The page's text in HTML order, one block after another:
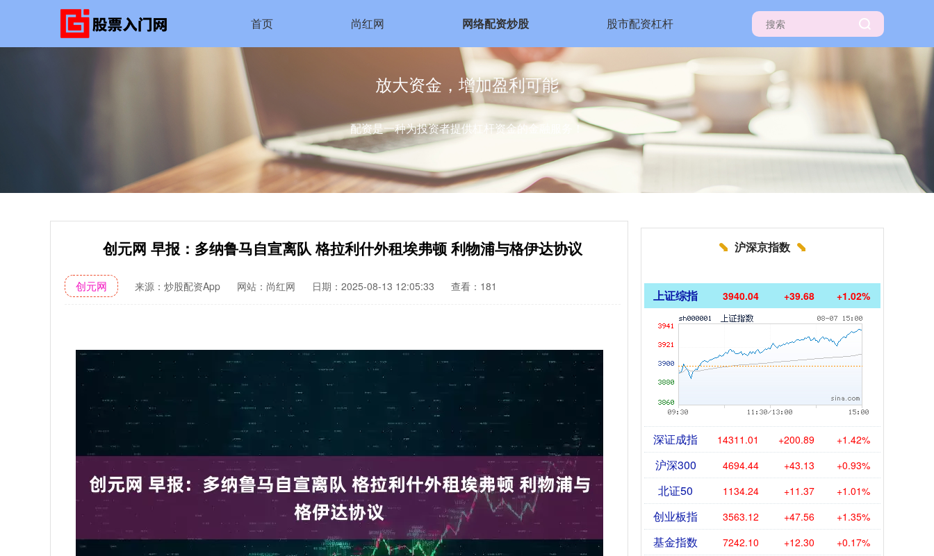
首页 尚红网 网络配资炒股 股市配资杠杆
放大资金，增加盈利可能
配资是一种为投资者提供杠杆资金的金融服务！
创元网 早报：多纳鲁马自宣离队 格拉利什外租埃弗顿 利物浦与格伊达协议
创元网 来源：炒股配资App 网站：尚红网 日期：2025-08-13 12:05:33 查看：181
沪深京指数
上证综指 3940.04 +39.68 +1.02%
深证成指 14311.01 +200.89 +1.42%
沪深300 4694.44 +43.13 +0.93%
北证50 1134.24 +11.37 +1.01%
创业板指 3563.12 +47.56 +1.35%
基金指数 7242.10 +12.30 +0.17%